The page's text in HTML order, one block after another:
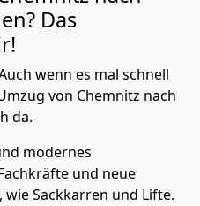
Das
wenn es mal schnell
von Chemnitz nach
da.
modernes
und neue
Sackkarren und Lifte.